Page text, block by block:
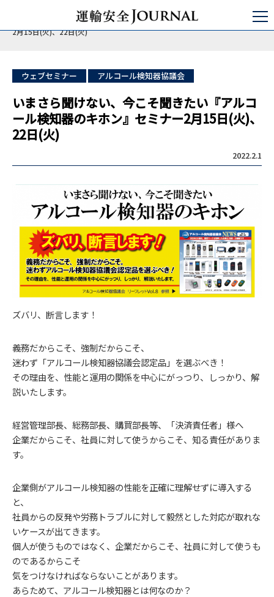
セミナ・コンサルティング
いまさら聞けない、今こそ聞きたい『アルコール検知器のキホン』セミナー
2月15日(火)、22日(火)
ウェブセミナー アルコール検知器協議会
いまさら聞けない、今こそ聞きたい『アルコ
ール検知器のキホン』セミナー2月15日(火)、
22日(火)
2022.2.1
ズバリ、断言します！
義務だからこそ、強制だからこそ、
迷わず「アルコール検知器協議会認定品」を選ぶべき！
その理由を、性能と運用の関係を中心にがっつり、しっかり、解
説いたします。
経営管理部長、総務部長、購買部長等、「決済責任者」様へ
企業だからこそ、社員に対して使うからこそ、知る責任がありま
す。
企業側がアルコール検知器の性能を正確に理解せずに導入する
と、
社員からの反発や労務トラブルに対して毅然とした対応が取れな
いケースが出てきます。
個人が使うものではなく、企業だからこそ、社員に対して使うも
のであるからこそ
気をつけなければならないことがあります。
あらためて、アルコール検知器とは何なのか？